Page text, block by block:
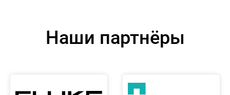
Наши партнёры